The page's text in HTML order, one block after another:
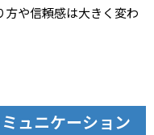
や信頼感は大きく変わ
ュニケーション